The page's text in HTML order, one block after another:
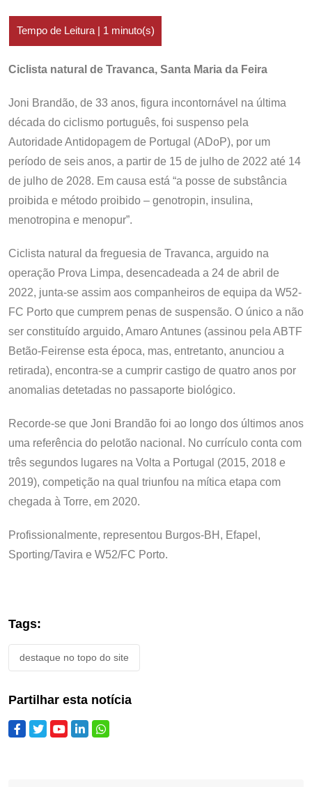
Ciclista natural de Travanca, Santa Maria da Feira
Joni Brandão, de 33 anos, figura incontornável na última
década do ciclismo português, foi suspenso pela
Autoridade Antidopagem de Portugal (ADoP), por um
período de seis anos, a partir de 15 de julho de 2022 até 14
de julho de 2028. Em causa está “a posse de substância
proibida e método proibido – genotropin, insulina,
menotropina e menopur”.
Ciclista natural da freguesia de Travanca, arguido na
operação Prova Limpa, desencadeada a 24 de abril de
2022, junta-se assim aos companheiros de equipa da W52-
FC Porto que cumprem penas de suspensão. O único a não
ser constituído arguido, Amaro Antunes (assinou pela ABTF
Betão-Feirense esta época, mas, entretanto, anunciou a
retirada), encontra-se a cumprir castigo de quatro anos por
anomalias detetadas no passaporte biológico.
Recorde-se que Joni Brandão foi ao longo dos últimos anos
uma referência do pelotão nacional. No currículo conta com
três segundos lugares na Volta a Portugal (2015, 2018 e
2019), competição na qual triunfou na mítica etapa com
chegada à Torre, em 2020.
Profissionalmente, representou Burgos-BH, Efapel,
Sporting/Tavira e W52/FC Porto.
Tags:
destaque no topo do site
Partilhar esta notícia